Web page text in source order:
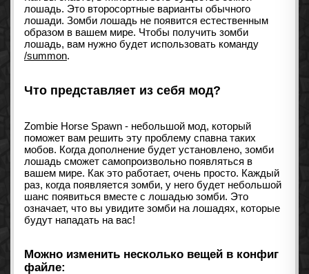
лошадь. Это второсортные варианты обычного
лошади. Зомби лошадь не появится естественным
образом в вашем мире. Чтобы получить зомби
лошадь, вам нужно будет использовать команду
/summon.
Что представляет из себя мод?
Zombie Horse Spawn - небольшой мод, который
поможет вам решить эту проблему спавна таких
мобов. Когда дополнение будет установлено, зомби
лошадь сможет самопроизвольно появляться в
вашем мире. Как это работает, очень просто. Каждый
раз, когда появляется зомби, у него будет небольшой
шанс появиться вместе с лошадью зомби. Это
означает, что вы увидите зомби на лошадях, которые
будут нападать на вас!
Можно изменить несколько вещей в конфиг
файле: